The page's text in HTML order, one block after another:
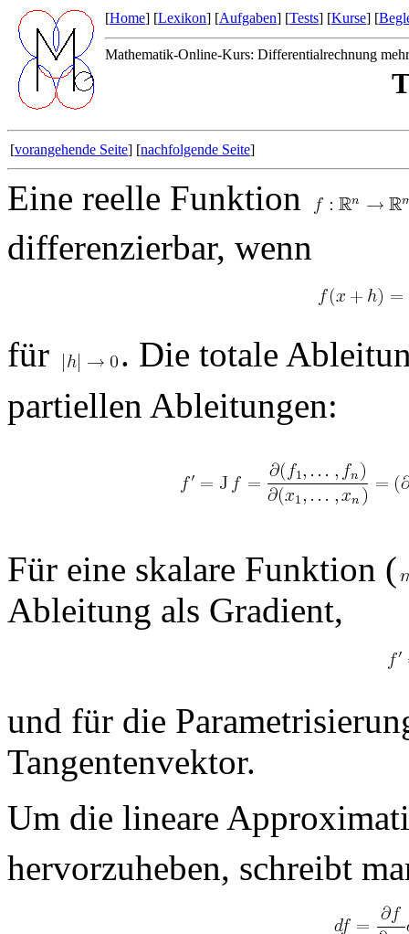
[Home] [Lexikon] [Aufgaben] [Tests] [Kurse] [
Mathematik-Online-Kurs: Differentialrechnung
[vorangehende Seite] [nachfolgende Seite]
Eine reelle Funktion
differenzierbar, wenn
für
. Die totale
partiellen Ableitungen:
Für eine skalare Funktion (
Ableitung als Gradient,
und für die
Tangentenvektor.
Um die lineare
hervorzuheben, schreibt